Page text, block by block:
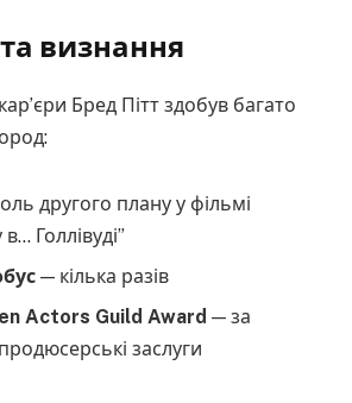
визнання
Бред Пітт здобув багато
другого плану у фільмі
Голлівуді”
— кілька разів
Actors Guild Award — за
заслуги